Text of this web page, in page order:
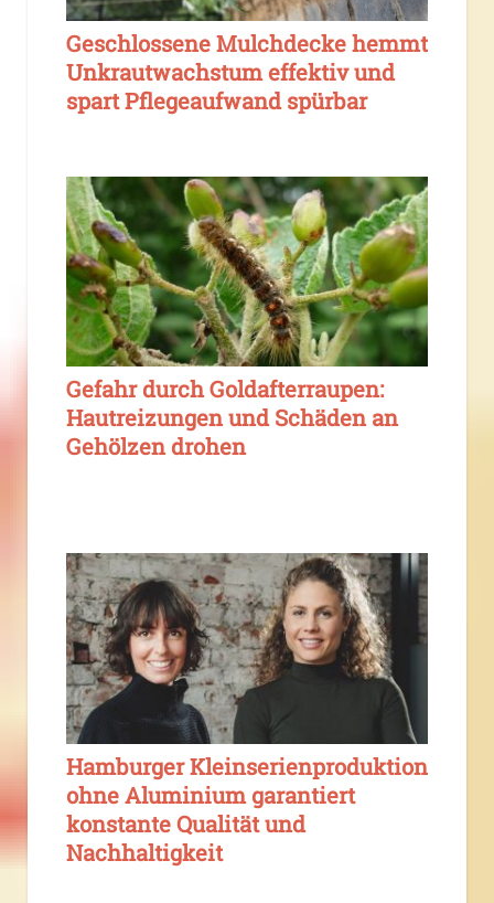
Geschlossene Mulchdecke hemmt
Unkrautwachstum effektiv und
spart Pflegeaufwand spürbar
Gefahr durch Goldafterraupen:
Hautreizungen und Schäden an
Gehölzen drohen
Hamburger Kleinserienproduktion
ohne Aluminium garantiert
konstante Qualität und
Nachhaltigkeit